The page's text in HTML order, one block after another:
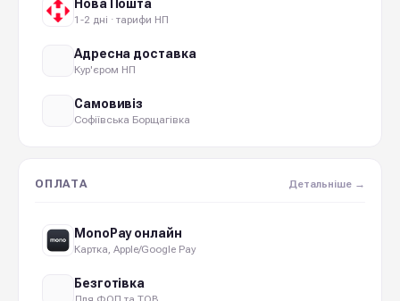
Нова Пошта
1-2 дні · тарифи НП
Адресна доставка
Кур'єром НП
Самовивіз
Софіївська Борщагівка
ОПЛАТА Детальніше →
MonoPay онлайн
Картка, Apple/Google Pay
Безготівка